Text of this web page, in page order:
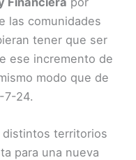
las comunidades
tener que ser
ese incremento de
modo que de
7-24.
distintos territorios
para una nueva